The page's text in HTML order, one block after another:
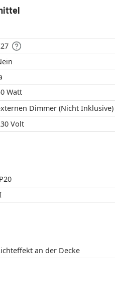
40 Watt
Dimmer (Nicht Inklusive)
Volt
an der Decke